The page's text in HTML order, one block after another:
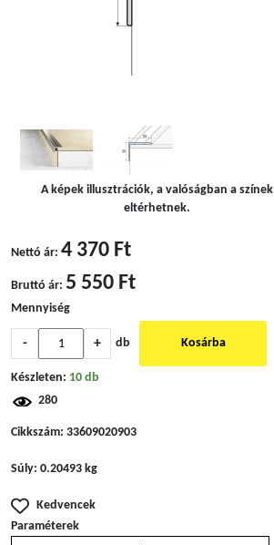
A képek illusztrációk, a valóságban a színek
eltérhetnek.
Nettó ár: 4 370 Ft
Bruttó ár: 5 550 Ft
Mennyiség
- + db Kosárba
Készleten: 10 db
280
Cikkszám: 33609020903
Súly: 0.20493 kg
Kedvencek
Paraméterek